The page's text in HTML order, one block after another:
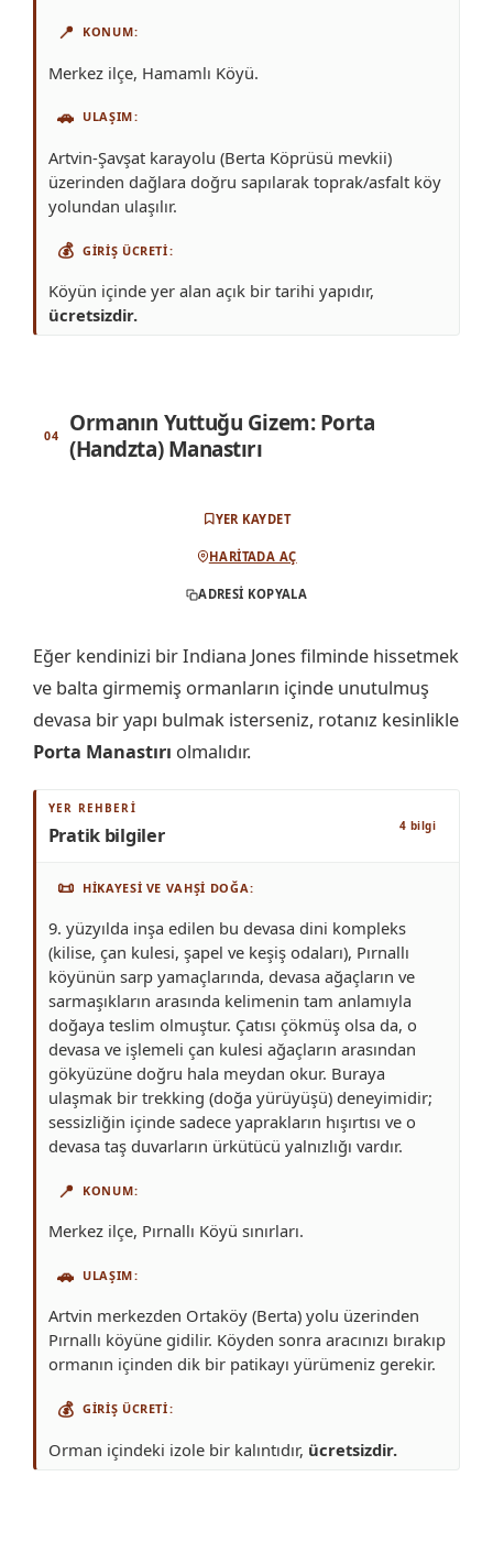
📍 KONUM
Merkez ilçe, Hamamlı Köyü.
🚗 ULAŞIM
Artvin-Şavşat karayolu (Berta Köprüsü mevkii)
üzerinden dağlara doğru sapılarak toprak/asfalt köy
yolundan ulaşılır.
💰 GIRIŞ ÜCRETI
Köyün içinde yer alan açık bir tarihi yapıdır,
ücretsizdir.
Ormanın Yuttuğu Gizem: Porta
(Handzta) Manastırı
YER KAYDET
HARITADA AÇ
ADRESI KOPYALA
Eğer kendinizi bir Indiana Jones filminde hissetmek
ve balta girmemiş ormanların içinde unutulmuş
devasa bir yapı bulmak isterseniz, rotanız kesinlikle
Porta Manastırı olmalıdır.
YER REHBERI
Pratik bilgiler 4 bilgi
📜 HIKAYESI VE VAHŞI DOĞA
9. yüzyılda inşa edilen bu devasa dini kompleks
(kilise, çan kulesi, şapel ve keşiş odaları), Pırnallı
köyünün sarp yamaçlarında, devasa ağaçların ve
sarmaşıkların arasında kelimenin tam anlamıyla
doğaya teslim olmuştur. Çatısı çökmüş olsa da, o
devasa ve işlemeli çan kulesi ağaçların arasından
gökyüzüne doğru hala meydan okur. Buraya
ulaşmak bir trekking (doğa yürüyüşü) deneyimidir;
sessizliğin içinde sadece yaprakların hışırtısı ve o
devasa taş duvarların ürkütücü yalnızlığı vardır.
📍 KONUM
Merkez ilçe, Pırnallı Köyü sınırları.
🚗 ULAŞIM
Artvin merkezden Ortaköy (Berta) yolu üzerinden
Pırnallı köyüne gidilir. Köyden sonra aracınızı bırakıp
ormanın içinden dik bir patikayı yürümeniz gerekir.
💰 GIRIŞ ÜCRETI
Orman içindeki izole bir kalıntıdır, ücretsizdir.